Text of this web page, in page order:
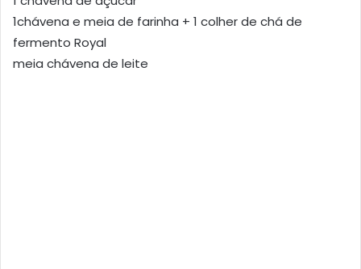
1chávena e meia de farinha + 1 colher de chá de
fermento Royal
meia chávena de leite